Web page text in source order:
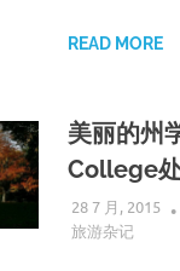
READ MORE
美丽的州
College
28 7 月, 2015
旅游杂记